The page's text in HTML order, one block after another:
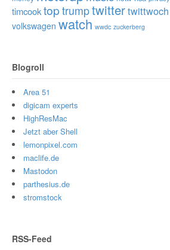
timcooktop trumptwittertwittwoch
volkswagen watch wwdc zuckerberg
Blogroll
Area 51
digicam experts
HighResMac
Jetzt aber Shell
lemonpixel.com
maclife.de
Mastodon
parthesius.de
stromstock
RSS-Feed